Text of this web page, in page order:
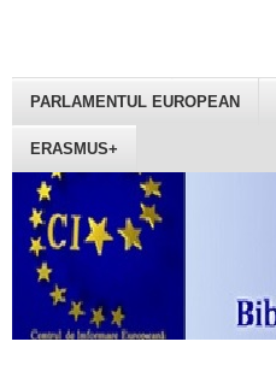
PARLAMENTUL EUROPEAN
ERASMUS+